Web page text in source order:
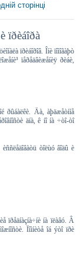
сторінці
ïðèáîðà
ïðèáîðîâ. Îíè ïîìîãàþò
ïåðåäâèæåíèÿ ðèáè,
ðûáàëêè. Äà, àþäæåòííå
äíà, ê íî íà ÷òî-òî
òîëùó âîäû è
ïðåäíàçíà÷íè íà ïëàâó. Â
Ïîìíèòå îá ýòî ïðè